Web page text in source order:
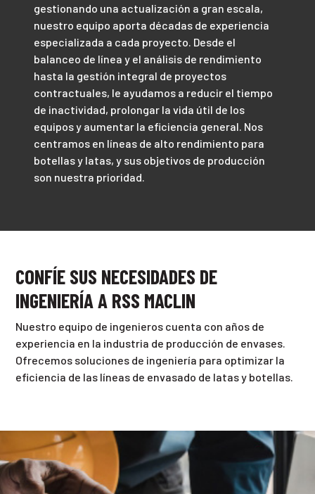
gestionando una actualización a gran escala,
nuestro equipo aporta décadas de experiencia
especializada a cada proyecto. Desde el
balanceo de línea y el análisis de rendimiento
hasta la gestión integral de proyectos
contractuales, le ayudamos a reducir el tiempo
de inactividad, prolongar la vida útil de los
equipos y aumentar la eficiencia general. Nos
centramos en líneas de alto rendimiento para
botellas y latas, y sus objetivos de producción
son nuestra prioridad.
CONFÍE SUS NECESIDADES DE
INGENIERÍA A RSS MACLIN
Nuestro equipo de ingenieros cuenta con años de
experiencia en la industria de producción de envases.
Ofrecemos soluciones de ingeniería para optimizar la
eficiencia de las líneas de envasado de latas y botellas.